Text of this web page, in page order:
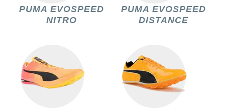
PUMA EVOSPEED
NITRO
PUMA EVOSPEED
DISTANCE
Saucony
Saxx